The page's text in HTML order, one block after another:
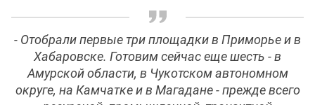
- Отобрали первые три площадки в Приморье и в
Хабаровске. Готовим сейчас еще шесть - в
Амурской области, в Чукотском автономном
округе, на Камчатке и в Магадане - прежде всего